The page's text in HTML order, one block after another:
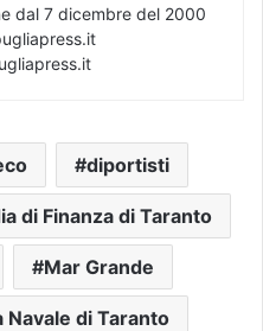
dal 7 dicembre del 2000
diportisti
di Finanza di Taranto
Mar Grande
di Taranto